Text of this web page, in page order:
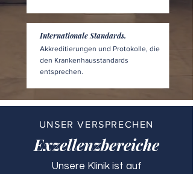
Internationale Standards.
Akkreditierungen und Protokolle, die
den Krankenhausstandards
entsprechen.
UNSER VERSPRECHEN
Exzellenzbereiche
Unsere Klinik ist auf